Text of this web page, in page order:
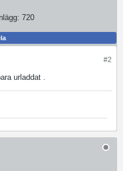
Inlägg: 720
#2
urladdat .